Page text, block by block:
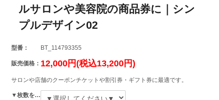
ルサロンや美容院の商品券に｜シン
プルデザイン02
型番： BT_114793355
販売価格： 12,000円(税込13,200円)
サロンや店舗のクーポンチケットや割引券・ギフト券に最適です。
▼枚数を選択してください▼